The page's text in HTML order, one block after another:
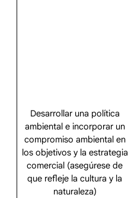
Desarrollar una política
ambiental e incorporar un
compromiso ambiental en
los objetivos y la estrategia
comercial (asegúrese de
que refleje la cultura y la
naturaleza)